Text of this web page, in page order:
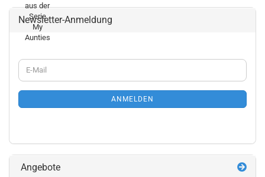
Newsletter-Anmeldung
WEITER
ZUR
NEWSLETTER-
ANMELDUNG
E-
Mail
ANMELDEN
Angebote